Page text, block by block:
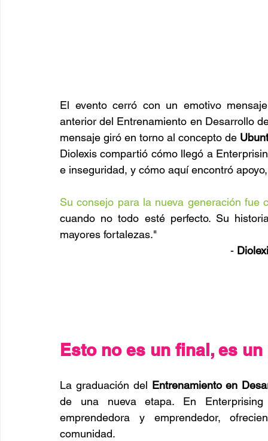
El evento cerró con un emotivo
anterior del Entrenamiento en Desarrollo
mensaje giró en torno al concepto de
Diolexis compartió cómo llegó a
e inseguridad, y cómo aquí encontró
Su consejo para la nueva generación fue
cuando no todo esté perfecto. Su
mayores fortalezas."
                                                         -
Esto no es un final, es
La graduación del Entrenamiento en
de una nueva etapa. En
emprendedora y emprendedor,
comunidad.